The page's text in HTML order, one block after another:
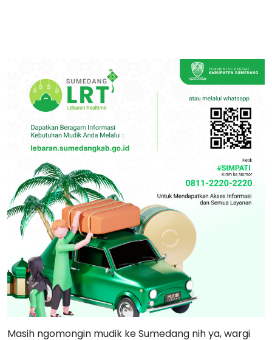
Masih ngomongin mudik ke Sumedang nih ya, wargi